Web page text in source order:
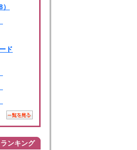
ド
ンキング